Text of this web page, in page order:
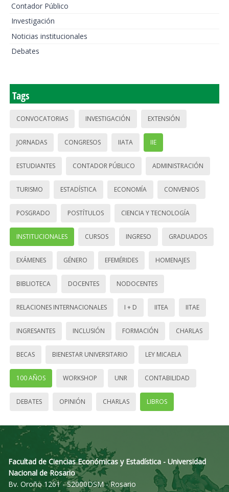
Contador Público
Investigación
Noticias institucionales
Debates
Tags
CONVOCATORIAS INVESTIGACIÓN EXTENSIÓN
JORNADAS CONGRESOS IIATA IIE
ESTUDIANTES CONTADOR PÚBLICO ADMINISTRACIÓN
TURISMO ESTADÍSTICA ECONOMÍA CONVENIOS
POSGRADO POSTÍTULOS CIENCIA Y TECNOLOGÍA
INSTITUCIONALES CURSOS INGRESO GRADUADOS
EXÁMENES GÉNERO EFEMÉRIDES HOMENAJES
BIBLIOTECA DOCENTES NODOCENTES
RELACIONES INTERNACIONALES I + D IITEA IITAE
INGRESANTES INCLUSIÓN FORMACIÓN CHARLAS
BECAS BIENESTAR UNIVERSITARIO LEY MICAELA
100 AÑOS WORKSHOP UNR CONTABILIDAD
DEBATES OPINIÓN CHARLAS LIBROS
Facultad de Ciencias Económicas y Estadística - Universidad
Nacional de Rosario
Bv. Oroño 1261 - S2000DSM - Rosario